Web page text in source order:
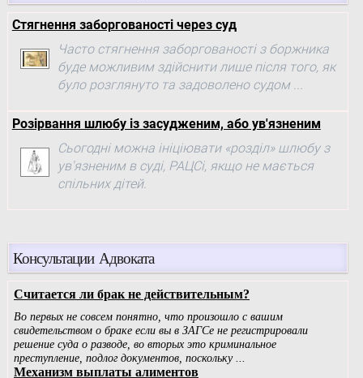
Стягнення заборгованості через суд
Часто стягнення заборгованості з боржника
буде можливим здійснити лише після того, як
було розглянуто та задоволено судом ...
Розірвання шлюбу із засудженим, або ув'язненим
Сьогодні можна ініціювати «розділ» шлюбу з
ув'язненим в суді, РАЦСі, якщо не мається
спільних дітей.
Консультации Адвоката